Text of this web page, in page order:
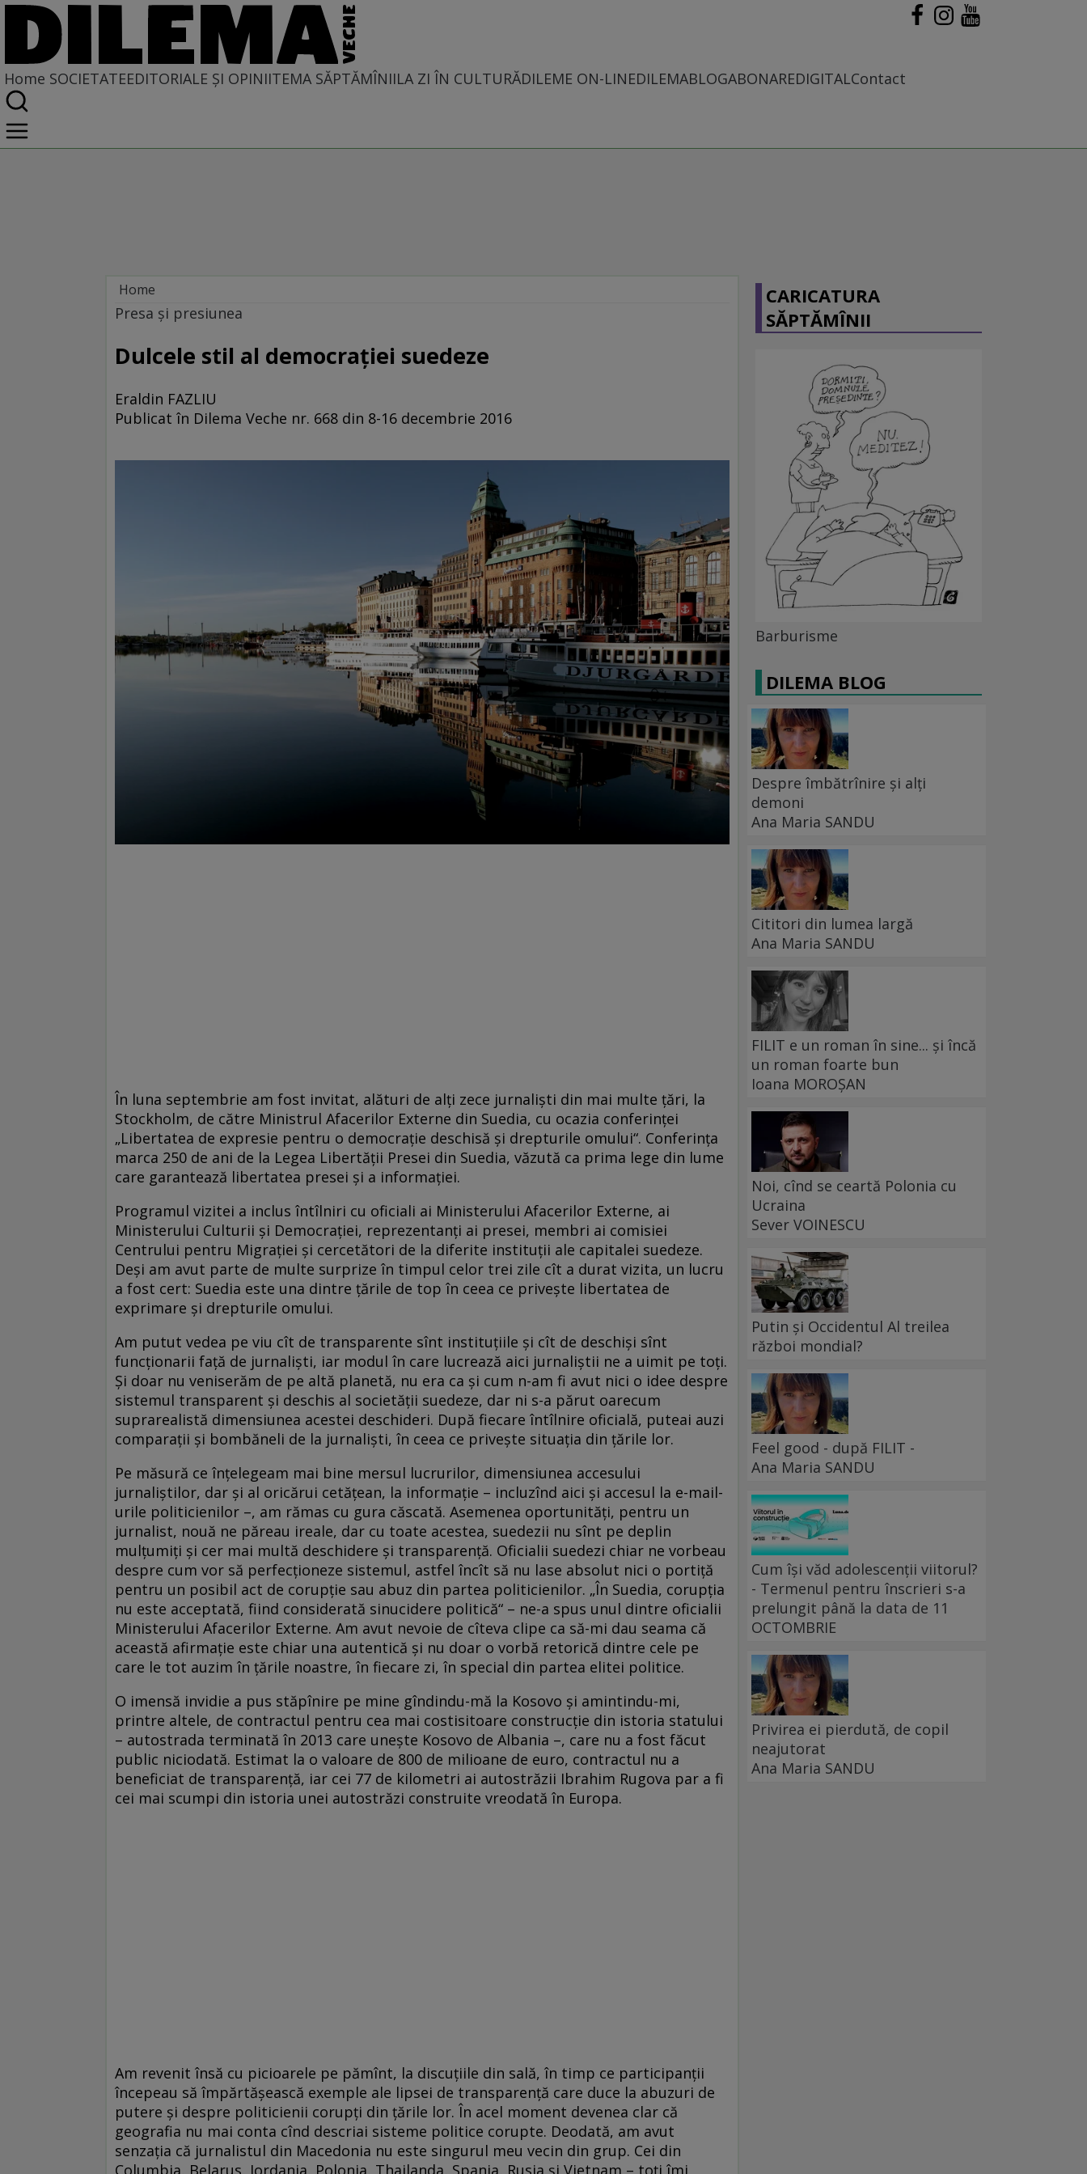
Home SOCIETATEEDITORIALE ȘI OPINIITEMA SĂPTĂMÎNIILA ZI ÎN CULTURĂDILEME ON-LINEDILEMABLOGABONAREDIGITALContact
Home
Societate
Presa şi presiunea
Dulcele stil al democraţiei suedeze
Eraldin FAZLIU
Publicat în Dilema Veche nr. 668 din 8-16 decembrie 2016
În luna septembrie am fost invitat, alături de alţi zece jurnalişti din mai multe ţări, la
Stockholm, de către Ministrul Afacerilor Externe din Suedia, cu ocazia conferinţei
„Libertatea de expresie pentru o democraţie deschisă şi drepturile omului“. Conferinţa
marca 250 de ani de la Legea Libertăţii Presei din Suedia, văzută ca prima lege din lume
care garantează libertatea presei şi a informaţiei.
Programul vizitei a inclus întîlniri cu oficiali ai Ministerului Afacerilor Externe, ai
Ministerului Culturii şi Democraţiei, reprezentanţi ai presei, membri ai comisiei
Centrului pentru Migraţiei şi cercetători de la diferite instituţii ale capitalei suedeze.
Deşi am avut parte de multe surprize în timpul celor trei zile cît a durat vizita, un lucru
a fost cert: Suedia este una dintre ţările de top în ceea ce priveşte libertatea de
exprimare şi drepturile omului.
Am putut vedea pe viu cît de transparente sînt instituţiile şi cît de deschişi sînt
funcţionarii faţă de jurnalişti, iar modul în care lucrează aici jurnaliştii ne a uimit pe toţi.
Şi doar nu veniserăm de pe altă planetă, nu era ca şi cum n-am fi avut nici o idee despre
sistemul transparent şi deschis al societăţii suedeze, dar ni s-a părut oarecum
suprarealistă dimensiunea acestei deschideri. După fiecare întîlnire oficială, puteai auzi
comparaţii şi bombăneli de la jurnalişti, în ceea ce priveşte situaţia din ţările lor.
Pe măsură ce înţelegeam mai bine mersul lucrurilor, dimensiunea accesului
jurnaliştilor, dar şi al oricărui cetăţean, la informaţie – incluzînd aici şi accesul la e-mail-
urile politicienilor –, am rămas cu gura căscată. Asemenea oportunităţi, pentru un
jurnalist, nouă ne păreau ireale, dar cu toate acestea, suedezii nu sînt pe deplin
mulţumiţi şi cer mai multă deschidere şi transparenţă. Oficialii suedezi chiar ne vorbeau
despre cum vor să perfecţioneze sistemul, astfel încît să nu lase absolut nici o portiţă
pentru un posibil act de corupţie sau abuz din partea politicienilor. „În Suedia, corupţia
nu este acceptată, fiind considerată sinucidere politică“ – ne-a spus unul dintre oficialii
Ministerului Afacerilor Externe. Am avut nevoie de cîteva clipe ca să-mi dau seama că
această afirmaţie este chiar una autentică şi nu doar o vorbă retorică dintre cele pe
care le tot auzim în ţările noastre, în fiecare zi, în special din partea elitei politice.
O imensă invidie a pus stăpînire pe mine gîndindu-mă la Kosovo şi amintindu-mi,
printre altele, de contractul pentru cea mai costisitoare construcţie din istoria statului
– autostrada terminată în 2013 care uneşte Kosovo de Albania –, care nu a fost făcut
public niciodată. Estimat la o valoare de 800 de milioane de euro, contractul nu a
beneficiat de transparenţă, iar cei 77 de kilometri ai autostrăzii Ibrahim Rugova par a fi
cei mai scumpi din istoria unei autostrăzi construite vreodată în Europa.
Am revenit însă cu picioarele pe pămînt, la discuţiile din sală, în timp ce participanţii
începeau să împărtăşească exemple ale lipsei de transparenţă care duce la abuzuri de
putere şi despre politicienii corupţi din ţările lor. În acel moment devenea clar că
geografia nu mai conta cînd descriai sisteme politice corupte. Deodată, am avut
senzaţia că jurnalistul din Macedonia nu este singurul meu vecin din grup. Cei din
Columbia, Belarus, Iordania, Polonia, Thailanda, Spania, Rusia şi Vietnam – toţi îmi
CARICATURA
SĂPTĂMÎNII
Barburisme
DILEMA BLOG
Despre îmbătrînire și alți
demoni
Ana Maria SANDU
Cititori din lumea largă
Ana Maria SANDU
FILIT e un roman în sine... și încă
un roman foarte bun
Ioana MOROȘAN
Noi, cînd se ceartă Polonia cu
Ucraina
Sever VOINESCU
Putin și Occidentul Al treilea
război mondial?
Feel good - după FILIT -
Ana Maria SANDU
Cum își văd adolescenții viitorul?
- Termenul pentru înscrieri s-a
prelungit până la data de 11
OCTOMBRIE
Privirea ei pierdută, de copil
neajutorat
Ana Maria SANDU